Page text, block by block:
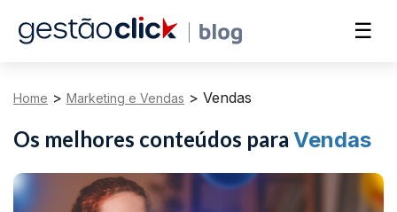
☰
Home > Marketing e Vendas > Vendas
Os melhores conteúdos para Vendas